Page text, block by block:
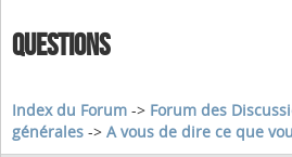
QUESTIONS
Index du Forum -> Forum des
générales -> A vous de dire ce que